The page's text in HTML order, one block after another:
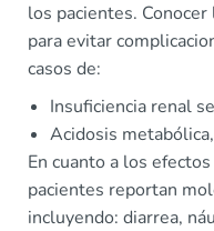
los pacientes.
para evitar
casos de:
Insuficiencia renal
Acidosis
En cuanto a los
pacientes reportan
incluyendo: diarrea,